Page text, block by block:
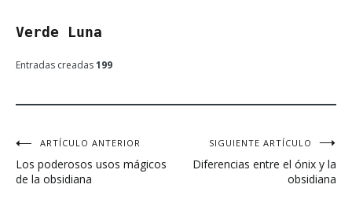
Verde Luna
Entradas creadas199
Navegación
de
ARTÍCULO ANTERIOR
Los poderosos usos mágicos
de la obsidiana
SIGUIENTE ARTÍCULO
Diferencias entre el ónix y la
obsidiana